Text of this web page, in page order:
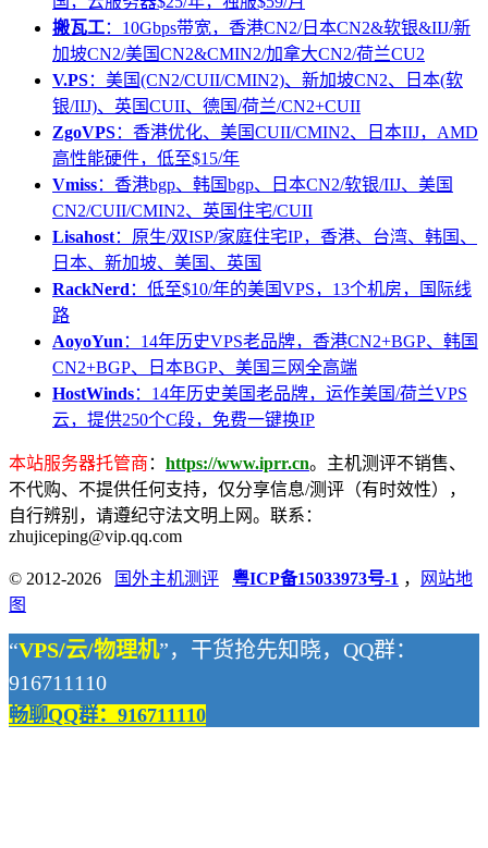
搬瓦工：10Gbps带宽，香港CN2/日本CN2&软银&IIJ/新
加坡CN2/美国CN2&CMIN2/加拿大CN2/荷兰CU2
V.PS：美国(CN2/CUII/CMIN2)、新加坡CN2、日本(软
银/IIJ)、英国CUII、德国/荷兰/CN2+CUII
ZgoVPS：香港优化、美国CUII/CMIN2、日本IIJ，AMD
高性能硬件，低至$15/年
Vmiss：香港bgp、韩国bgp、日本CN2/软银/IIJ、美国
CN2/CUII/CMIN2、英国住宅/CUII
Lisahost：原生/双ISP/家庭住宅IP，香港、台湾、韩国、
日本、新加坡、美国、英国
RackNerd ：低至$10/年的美国VPS，13个机房，国际线
路
AoyoYun ：14年历史VPS老品牌，香港CN2+BGP、韩国
CN2+BGP、日本BGP、美国三网全高端
HostWinds：14年历史美国老品牌，运作美国/荷兰VPS
云，提供250个C段，免费一键换IP
本站服务器托管商 ： https://www.iprr.cn。主机测评不销售、
不代购、不提供任何支持，仅分享信息/测评（有时效性），
自行辨别，请遵纪守法文明上网。联系：
zhujiceping@vip.qq.com
© 2012-2026 国外主机测评 粤ICP备15033973号-1 ，
网站地
图
“VPS/云/物理机”，干货抢先知晓，QQ群：
916711110
畅聊QQ群：916711110